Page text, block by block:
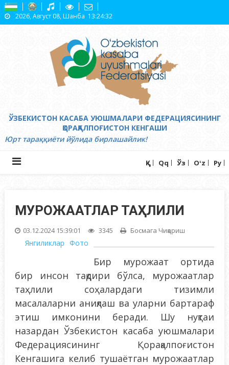
Skip
to
2026, Август 08, Шанба 13:24:33
ЎЗБЕКИСТОН КАСАБА УЮШМАЛАРИ ФЕДЕРАЦИЯСИНИНГ
ҚОРАҚАЛПОҒИСТОН КЕНГАШИ
Юрт тараққиёти йўлида бирлашайлик!
Ққ Qq Ўз Oʻz Ру
МУРОЖААТЛАР ТАҲЛИЛИ
03.12.2024 15:39:01 3345 Босмага Чиқариш
Янгиликлар Фото
Бир мурожаат ортида
бир инсон тақдири бўлса, мурожаатлар
таҳлили соҳалардаги тизимли
масалаларни аниқлаш ва уларни бартараф
этиш имконини беради. Шу нуқтаи
назардан Ўзбекистон касаба уюшмалари
Федерациясининг Қорақалпоғистон
Кенгашига келиб тушаётган мурожаатлар